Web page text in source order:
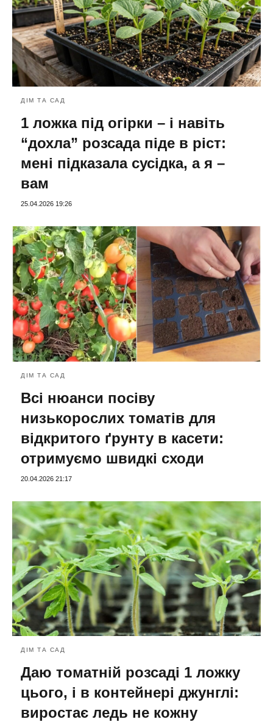
ДІМ ТА САД
1 ложка під огірки – і навіть
“дохла” розсада піде в ріст:
мені підказала сусідка, а я –
вам
25.04.2026 19:26
ДІМ ТА САД
Всі нюанси посіву
низькорослих томатів для
відкритого ґрунту в касети:
отримуємо швидкі сходи
20.04.2026 21:17
ДІМ ТА САД
Даю томатній розсаді 1 ложку
цього, і в контейнері джунглі:
виростає ледь не кожну